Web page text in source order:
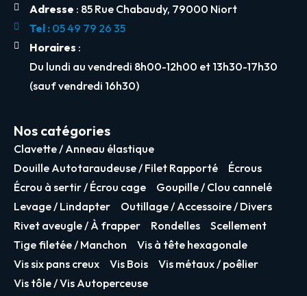
Adresse : 85 Rue Chabaudy, 79000 Niort
Tel :05 49 79 26 35
Horaires :
Du lundi au vendredi 8h00-12h00 et 13h30-17h30
(sauf vendredi 16h30)
Nos catégories
Clavette / Anneau élastique
Douille Autotaraudeuse / Filet Rapporté
Écrous
Écrou à sertir / Écrou cage
Goupille / Clou cannelé
Levage / Lindapter
Outillage / Accessoire / Divers
Rivet aveugle / À frapper
Rondelles
Scellement
Tige filetée / Manchon
Vis à tête hexagonale
Vis six pans creux
Vis Bois
Vis métaux / poêlier
Vis tôle / Vis Autoperceuse